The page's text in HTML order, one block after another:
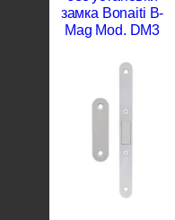
замка Bonaiti B-
Mag Mod. DM3